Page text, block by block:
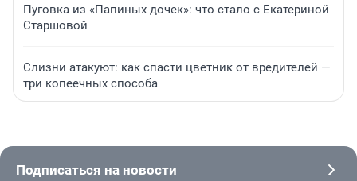
Пуговка из «Папиных дочек»: что стало с Екатериной
Старшовой
Слизни атакуют: как спасти цветник от вредителей —
три копеечных способа
Подписаться на новости